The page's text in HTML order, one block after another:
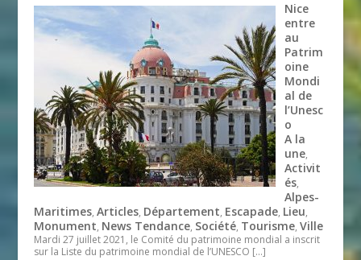
Nice
entre
au
Patrim
oine
Mondi
al de
l’Unesc
o
A la
une,
Activit
és,
Alpes-
Maritimes,Articles, Département, Escapade, Lieu,
Monument, News Tendance, Société, Tourisme,Ville
Mardi 27 juillet 2021, le Comité du patrimoine mondial a inscrit
sur la Liste du patrimoine mondial de l’UNESCO […]